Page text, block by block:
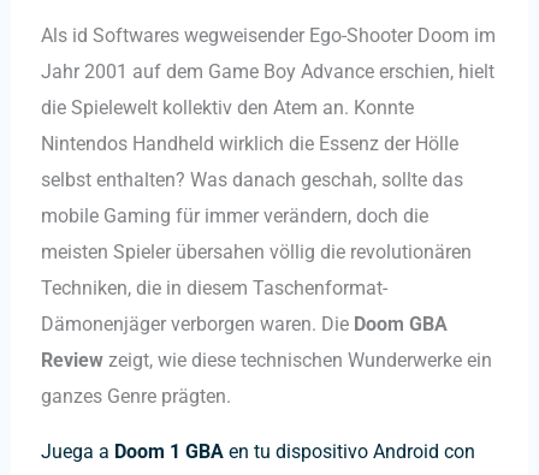
Als id Softwares wegweisender Ego-Shooter Doom im
Jahr 2001 auf dem Game Boy Advance erschien, hielt
die Spielewelt kollektiv den Atem an. Konnte
Nintendos Handheld wirklich die Essenz der Hölle
selbst enthalten? Was danach geschah, sollte das
mobile Gaming für immer verändern, doch die
meisten Spieler übersahen völlig die revolutionären
Techniken, die in diesem Taschenformat-
Dämonenjäger verborgen waren. Die Doom GBA
Reviewzeigt, wie diese technischen Wunderwerke ein
ganzes Genre prägten.
Juega a Doom 1 GBAen tu dispositivo Android con